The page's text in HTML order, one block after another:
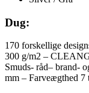
Dug:
170 forskellige
300 g/m2 –
Smuds- råd– brand-
mm – Farveægthed 7